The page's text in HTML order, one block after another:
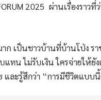
2025 ผ่านเรื่องรา
าก เป็นชาวบ้านที่บ้านโป่ง ร
แทน ไม่รับเงิน ใครจ่ายให้
และรู้สึกว่า “การมีชีวิตแบ